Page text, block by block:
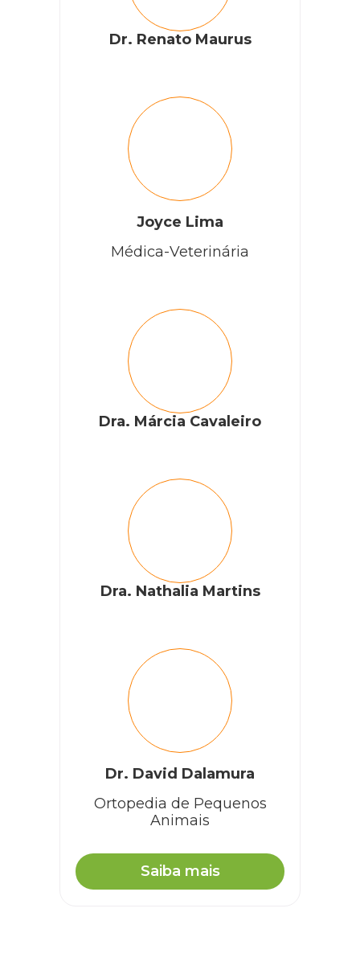
Dr. Renato Maurus
Joyce Lima
Médica-Veterinária
Dra. Márcia Cavaleiro
Dra. Nathalia Martins
Dr. David Dalamura
Ortopedia de Pequenos
Animais
Saiba mais